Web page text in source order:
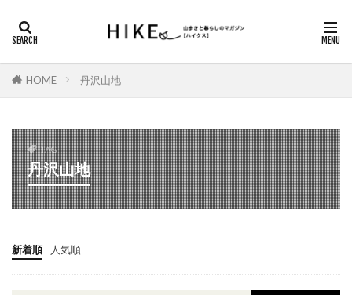
HOME 丹沢山地
TAG
丹沢山地
新着順 人気順
カテゴリー
DAYキャンプ ガスバーナー
シダンゴ山
にっぽん里山紀行
ハイキング
ヤマノススメ巡礼
ロックガーデン
三重県の山歩き
丹沢山地
信州百名山
南アルプス